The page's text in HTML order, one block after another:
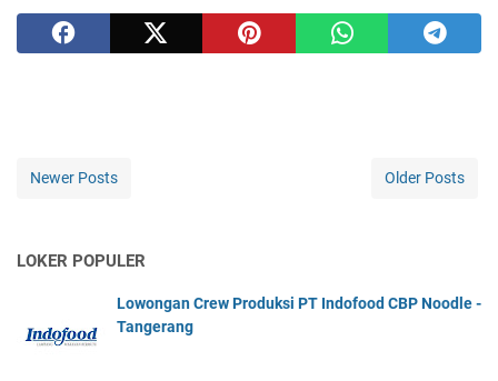
Newer Posts Older Posts
LOKER POPULER
Lowongan Crew Produksi PT Indofood CBP Noodle -
Tangerang